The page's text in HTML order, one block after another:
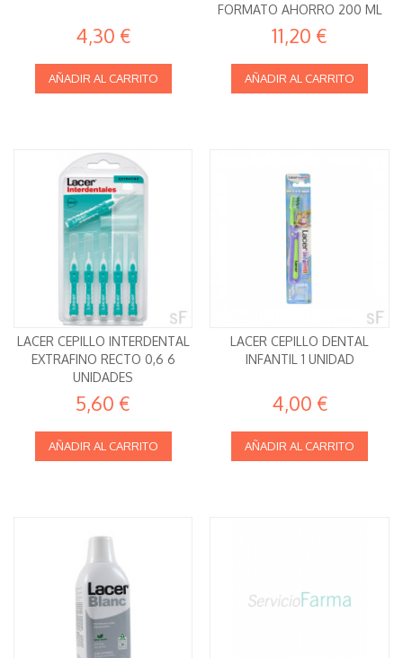
4,30 €
AÑADIR AL CARRITO
FORMATO AHORRO 200 ML
11,20 €
AÑADIR AL CARRITO
LACER CEPILLO INTERDENTAL
EXTRAFINO RECTO 0,6 6
UNIDADES
5,60 €
AÑADIR AL CARRITO
LACER CEPILLO DENTAL
INFANTIL 1 UNIDAD
4,00 €
AÑADIR AL CARRITO